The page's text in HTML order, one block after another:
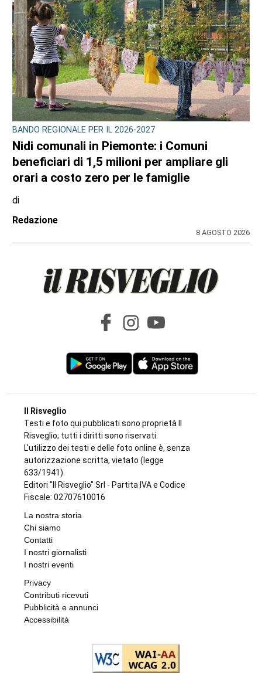
BANDO REGIONALE PER IL 2026-2027
Nidi comunali in Piemonte: i Comuni
beneficiari di 1,5 milioni per ampliare gli
orari a costo zero per le famiglie
di
Redazione
8 AGOSTO 2026
Il Risveglio
Testi e foto qui pubblicati sono proprietà Il
Risveglio; tutti i diritti sono riservati.
L'utilizzo dei testi e delle foto online è, senza
autorizzazione scritta, vietato (legge
633/1941).
Editori "Il Risveglio" Srl - Partita IVA e Codice
Fiscale: 02707610016
La nostra storia
Chi siamo
Contatti
I nostri giornalisti
I nostri eventi
Privacy
Contributi ricevuti
Pubblicità e annunci
Accessibilità